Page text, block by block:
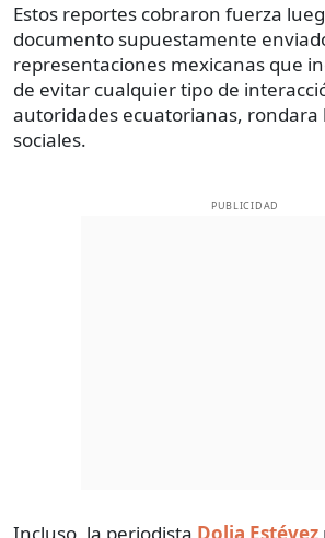
Estos reportes cobraron fuerza
documento supuestamente
representaciones mexicanas que
de evitar cualquier tipo de
autoridades ecuatorianas, rondara
sociales.
PUBLICIDAD